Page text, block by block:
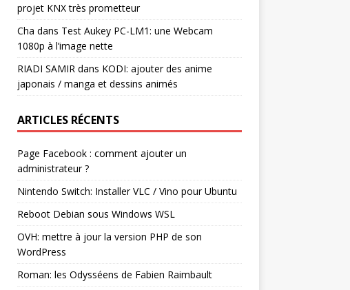
projet KNX très prometteur
Cha dans Test Aukey PC-LM1: une Webcam
1080p à l’image nette
RIADI SAMIR dans KODI: ajouter des anime
japonais / manga et dessins animés
ARTICLES RÉCENTS
Page Facebook : comment ajouter un
administrateur ?
Nintendo Switch: Installer VLC / Vino pour Ubuntu
Reboot Debian sous Windows WSL
OVH: mettre à jour la version PHP de son
WordPress
Roman: les Odysséens de Fabien Raimbault